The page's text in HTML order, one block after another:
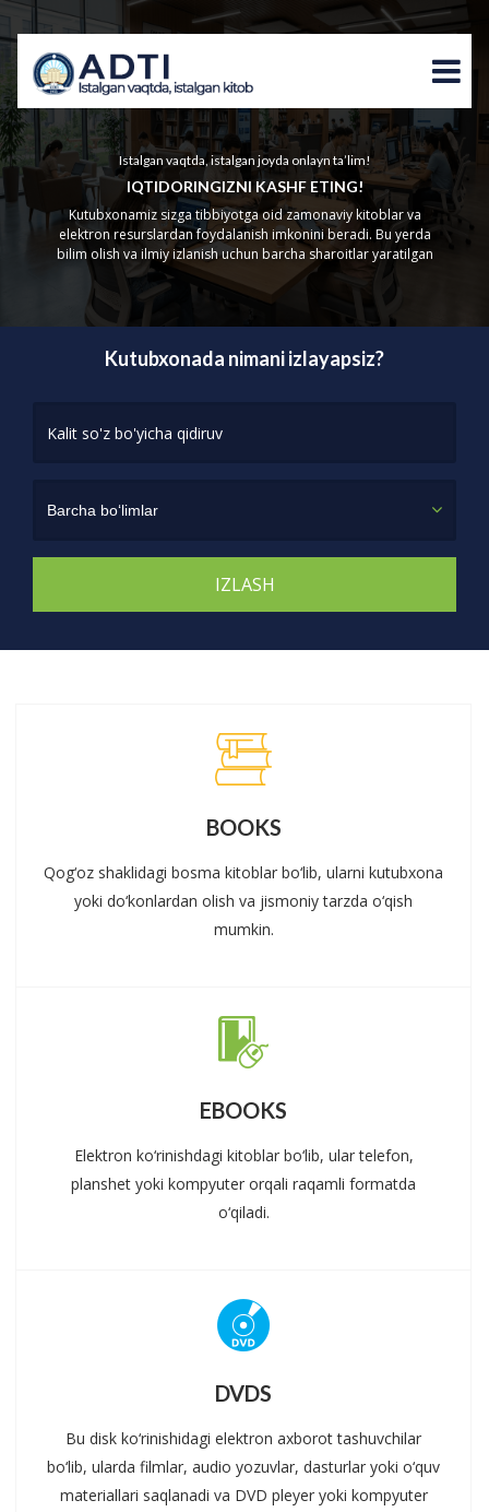
Istalgan vaqtda, istalgan joyda onlayn ta’lim!
IQTIDORINGIZNI KASHF ETING!
Kutubxonamiz sizga tibbiyotga oid zamonaviy kitoblar va
elektron resurslardan foydalanish imkonini beradi. Bu yerda
bilim olish va ilmiy izlanish uchun barcha sharoitlar yaratilgan
Kutubxonada nimani izlayapsiz?
Barcha bo‘limlar
BOOKS
Qog‘oz shaklidagi bosma kitoblar bo‘lib, ularni kutubxona
yoki do‘konlardan olish va jismoniy tarzda o‘qish
mumkin.
EBOOKS
Elektron ko‘rinishdagi kitoblar bo‘lib, ular telefon,
planshet yoki kompyuter orqali raqamli formatda
o‘qiladi.
DVDS
Bu disk ko‘rinishidagi elektron axborot tashuvchilar
bo‘lib, ularda filmlar, audio yozuvlar, dasturlar yoki o‘quv
materiallari saqlanadi va DVD pleyer yoki kompyuter